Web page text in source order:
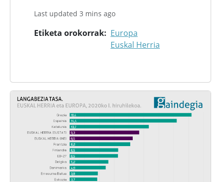
Last updated 3 mins ago
Etiketa orokorrak
Europa
Euskal Herria